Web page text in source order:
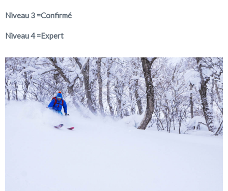
Niveau 3 =Confirmé
Niveau 4 =Expert